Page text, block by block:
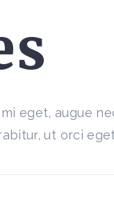
eget, augue
ut orci